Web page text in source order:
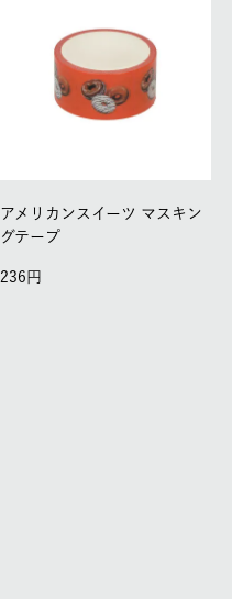
アメリカンスイーツ マスキン
グテープ
236